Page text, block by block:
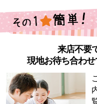
来店不要
現地お待ち合わせ